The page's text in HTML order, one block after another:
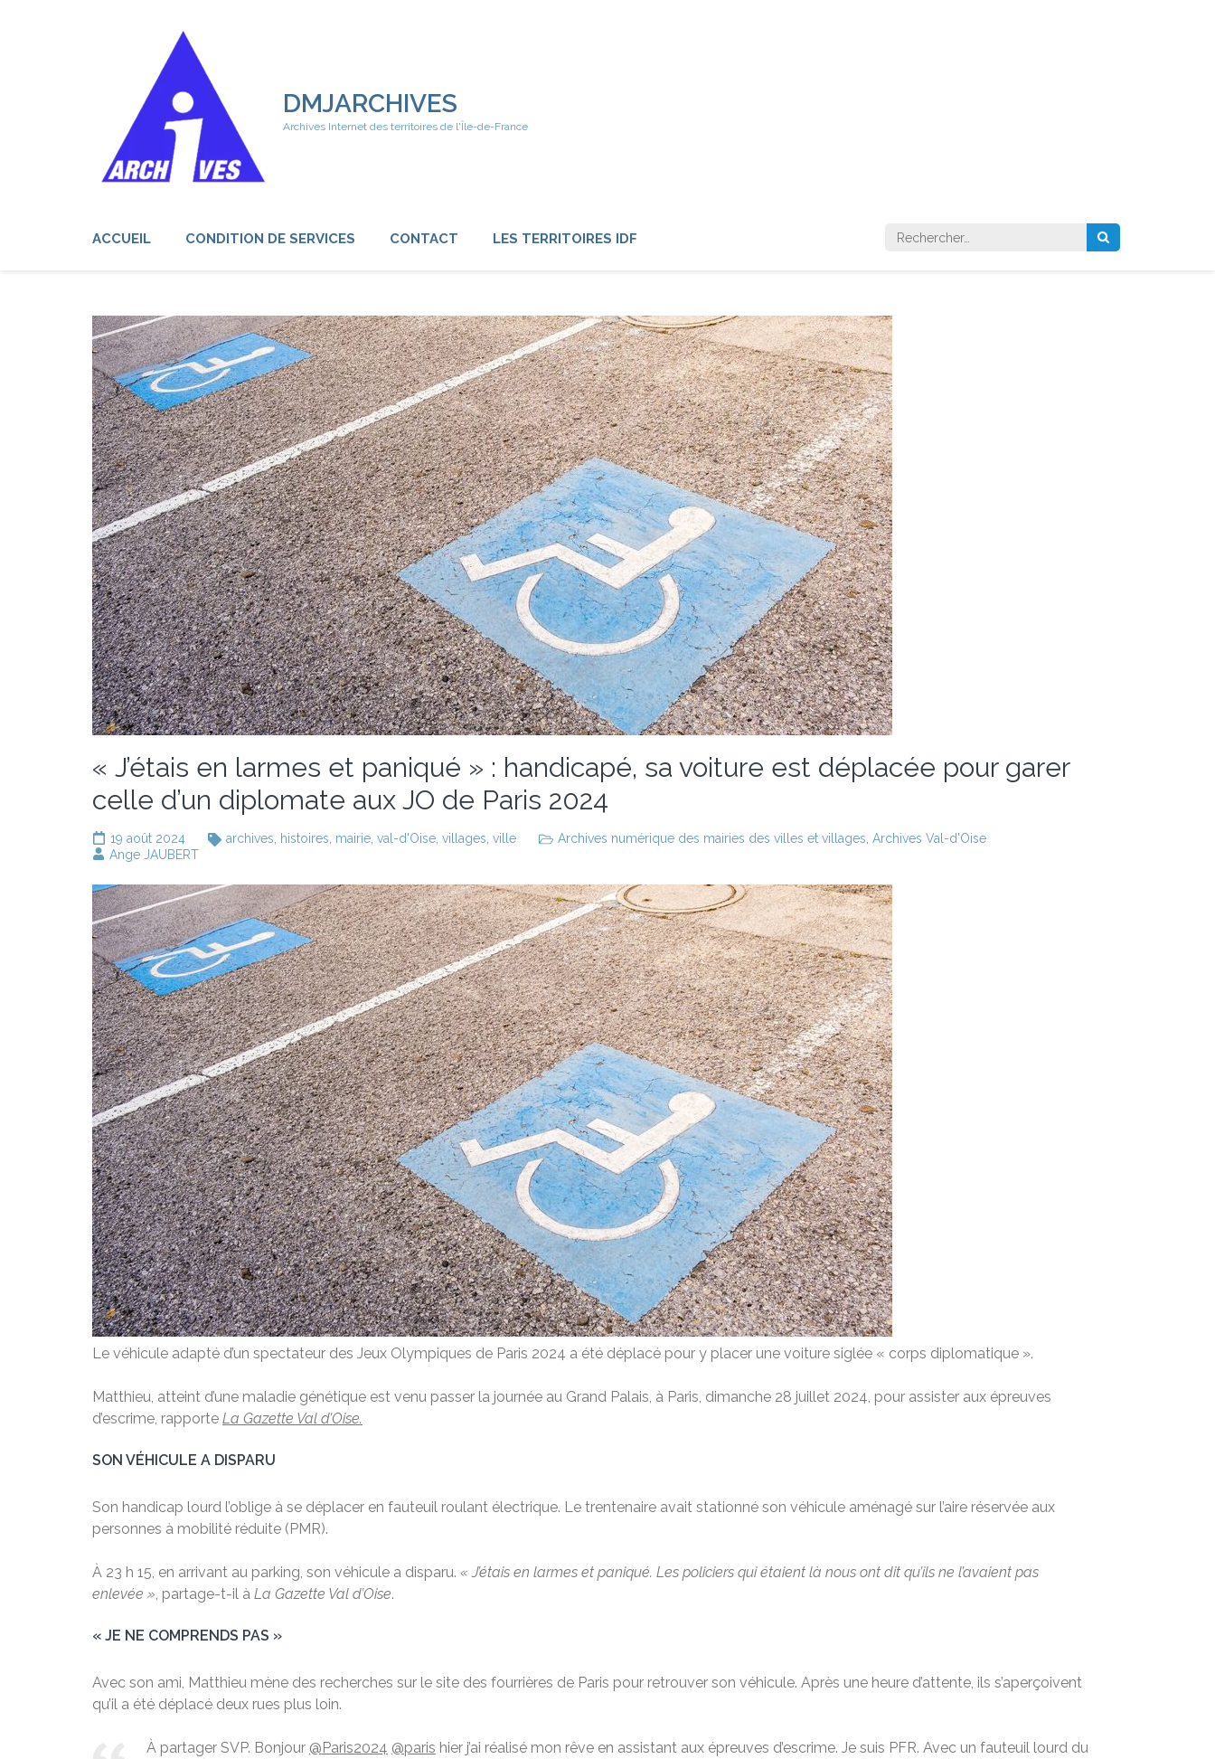
DMJARCHIVES
Archives Internet des territoires de l'Île-de-France
ACCUEIL CONDITION DE SERVICES CONTACT LES TERRITOIRES IDF Rechercher :
« J’étais en larmes et paniqué » : handicapé, sa voiture est déplacée pour garer
celle d’un diplomate aux JO de Paris 2024
19 août 2024 archives histoires mairie val-d'Oise villages ville Archives numérique des mairies des villes et villages Archives Val-d'Oise
Ange JAUBERT
Le véhicule adapté d’un spectateur des Jeux Olympiques de Paris 2024 a été déplacé pour y placer une voiture siglée « corps diplomatique ».
Matthieu, atteint d’une maladie génétique est venu passer la journée au Grand Palais, à Paris, dimanche 28 juillet 2024, pour assister aux épreuves
d’escrime, rapporte La Gazette Val d’Oise.
SON VÉHICULE A DISPARU
Son handicap lourd l’oblige à se déplacer en fauteuil roulant électrique. Le trentenaire avait stationné son véhicule aménagé sur l’aire réservée aux
personnes à mobilité réduite (PMR).
À 23 h 15, en arrivant au parking, son véhicule a disparu. « J’étais en larmes et paniqué. Les policiers qui étaient là nous ont dit qu’ils ne l’avaient pas
enlevée », partage-t-il à La Gazette Val d’Oise.
« JE NE COMPRENDS PAS »
Avec son ami, Matthieu mène des recherches sur le site des fourrières de Paris pour retrouver son véhicule. Après une heure d’attente, ils s’aperçoivent
qu’il a été déplacé deux rues plus loin.
À partager SVP. Bonjour @Paris2024 @paris hier j’ai réalisé mon rêve en assistant aux épreuves d’escrime. Je suis PFR. Avec un fauteuil lourd du